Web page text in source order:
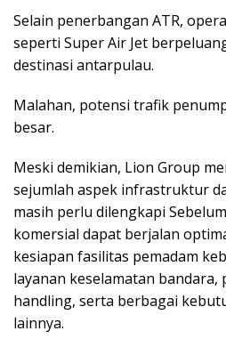
Selain penerbangan ATR,
seperti Super Air Jet
destinasi antarpulau.
Malahan, potensi trafik
besar.
Meski demikian, Lion Group
sejumlah aspek infrastruktur
masih perlu dilengkapi
komersial dapat berjalan
kesiapan fasilitas pemadam
layanan keselamatan
handling, serta berbagai
lainnya.